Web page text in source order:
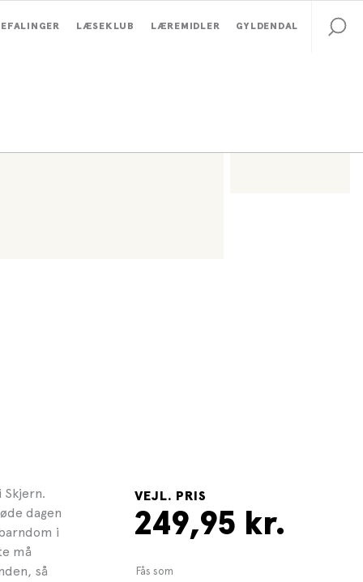
LÆSEKLUB LÆREMIDLER GYLDENDAL
Skjern.
dagen
i
må
så
VEJL. PRIS
249,95 kr.
Fås som